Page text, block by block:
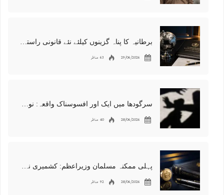
برطانیہ کا پناہ گزینوں کیلئے نئے قانونی راستوں اور اسپانسر شپ نظام کا اعلان
29/06/2026 63 مناظر
سرگودھا میں ایک اور افسوسناک واقعہ: نوعمر لڑکے سے مبینہ زیادتی، مقدمہ درج
28/06/2026 40 مناظر
پہلی ممکنہ مسلمان وزیراعظم: کشمیری نژاد شبانہ محمود برطانیہ میں مقبول
28/06/2026 92 مناظر